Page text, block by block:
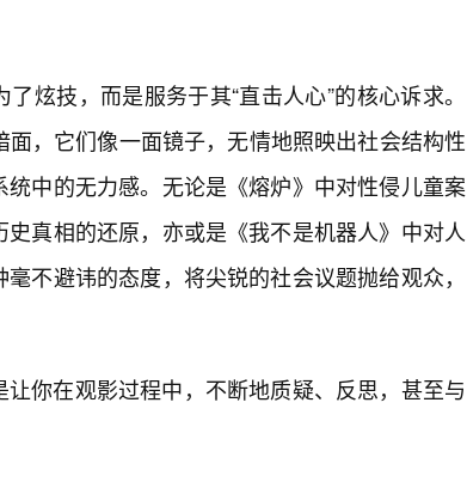
炫技，而是服务于其“直击人心”的核心诉求。
，它们像一面镜子，无情地照映出社会结构性
中的无力感。无论是《熔炉》中对性侵儿童案
真相的还原，亦或是《我不是机器人》中对人
不避讳的态度，将尖锐的社会议题抛给观众，
你在观影过程中，不断地质疑、反思，甚至与